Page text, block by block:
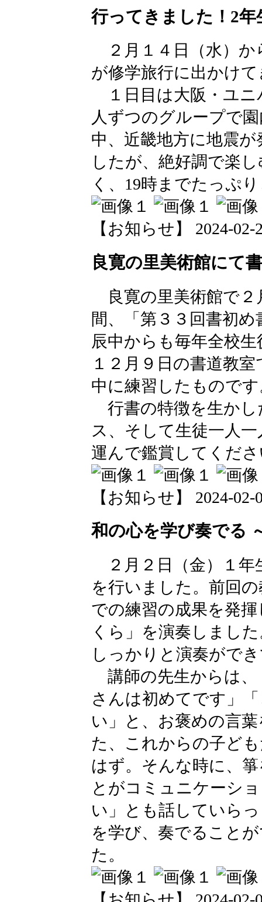
行ってきました！2年
２月１４日（水）か
が修学旅行に出かけ
１日目は大阪・ユニ
人ずつのグループで
中、近畿地方に地震
したが、絶好調で楽
く、19時までたっぷ
【お知らせ】 2024-02-
良寛の里美術館にて
良寛の里美術館で２
間、「第３３回書初
辰中からも毎年全校
１２月９日の書道教
中に練習したもので
行書の特徴を生かし
ス、そして生徒一人
運んで鑑賞してくだ
【お知らせ】 2024-02-
和の心を学び奏でる
２月２日（金）１年
を行いました。前回
での練習の成果を発
くら」を演奏しまし
しっかりと演奏がで
講師の先生からは、
さんは初めてです」
い」と、お褒めの言
た、これからの子ど
はず。そんな時に、
とがコミュニケーシ
い」とも話していら
を学び、奏でること
た。